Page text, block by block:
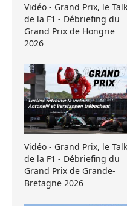
Vidéo - Grand Prix, le Talk
de la F1 - Débriefing du
Grand Prix de Hongrie
2026
Vidéo - Grand Prix, le Talk
de la F1 - Débriefing du
Grand Prix de Grande-
Bretagne 2026